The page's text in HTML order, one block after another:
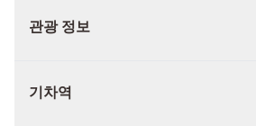
관광 정보
기차역